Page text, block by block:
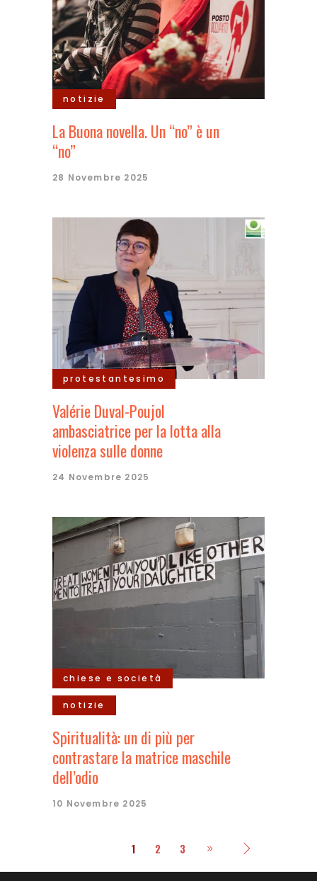
notizie
La Buona novella. Un “no” è un
“no”
28 Novembre 2025
protestantesimo
Valérie Duval-Poujol
ambasciatrice per la lotta alla
violenza sulle donne
24 Novembre 2025
chiese e società
notizie
Spiritualità: un di più per
contrastare la matrice maschile
dell’odio
10 Novembre 2025
1 2 3